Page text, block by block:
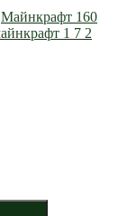
Майнкрафт 160
1 7 2